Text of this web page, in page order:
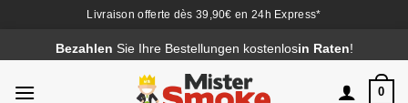
Livraison offerte dès 39,90€ en 24h Express*
au
contenu
Bezahlen Sie Ihre Bestellungen kostenlosin Raten!
0